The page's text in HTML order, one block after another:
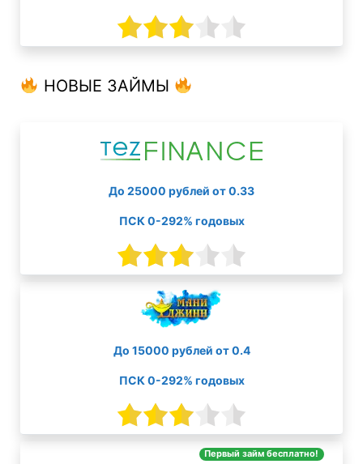
НОВЫЕ ЗАЙМЫ
До 25000 рублей от 0.33
ПСК 0-292% годовых
До 15000 рублей от 0.4
ПСК 0-292% годовых
Первый займ бесплатно!